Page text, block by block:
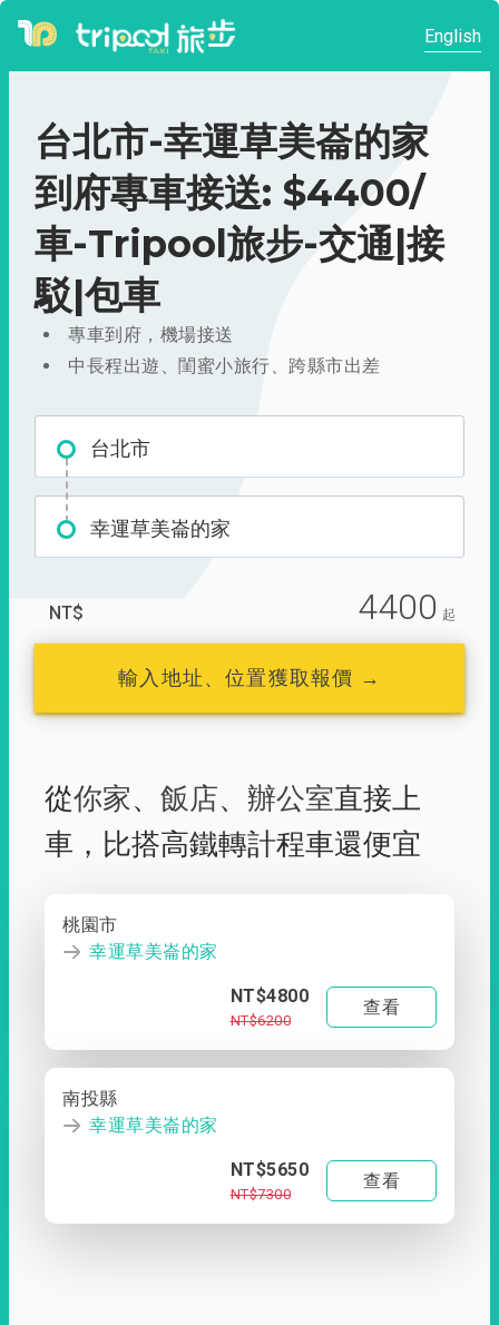
English
台北市-幸運草美崙的家
到府專車接送: $4400/
車-Tripool旅步-交通|接
駁|包車
專車到府，機場接送
中長程出遊、閨蜜小旅行、跨縣市出差
台北市
幸運草美崙的家
NT$ 4400 起
輸入地址、位置獲取報價 →
從你家、 飯店、 辦公室直接上
車， 比搭高鐵轉計程車還便宜
桃園市
幸運草美崙的家
NT$4800
NT$6200
查看
南投縣
幸運草美崙的家
NT$5650
NT$7300
查看